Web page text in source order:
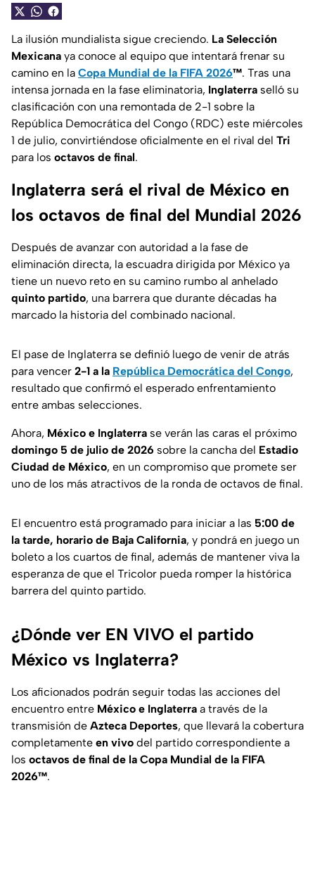
La ilusión mundialista sigue creciendo. La Selección
Mexicana ya conoce al equipo que intentará frenar su
camino en la Copa Mundial de la FIFA 2026™. Tras una
intensa jornada en la fase eliminatoria, Inglaterra selló su
clasificación con una remontada de 2-1 sobre la
República Democrática del Congo (RDC) este miércoles
1 de julio, convirtiéndose oficialmente en el rival del Tri
para los octavos de final.
Inglaterra será el rival de México en
los octavos de final del Mundial 2026
Después de avanzar con autoridad a la fase de
eliminación directa, la escuadra dirigida por México ya
tiene un nuevo reto en su camino rumbo al anhelado
quinto partido, una barrera que durante décadas ha
marcado la historia del combinado nacional.
El pase de Inglaterra se definió luego de venir de atrás
para vencer 2-1 a la República Democrática del Congo,
resultado que confirmó el esperado enfrentamiento
entre ambas selecciones.
Ahora, México e Inglaterra se verán las caras el próximo
domingo 5 de julio de 2026 sobre la cancha del Estadio
Ciudad de México, en un compromiso que promete ser
uno de los más atractivos de la ronda de octavos de final.
El encuentro está programado para iniciar a las 5:00 de
la tarde, horario de Baja California, y pondrá en juego un
boleto a los cuartos de final, además de mantener viva la
esperanza de que el Tricolor pueda romper la histórica
barrera del quinto partido.
¿Dónde ver EN VIVO el partido
México vs Inglaterra?
Los aficionados podrán seguir todas las acciones del
encuentro entre México e Inglaterra a través de la
transmisión de Azteca Deportes, que llevará la cobertura
completamente en vivo del partido correspondiente a
los octavos de final de la Copa Mundial de la FIFA
2026™.